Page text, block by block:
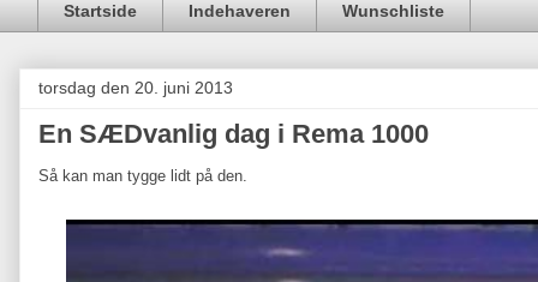
Startside Indehaveren Wunschliste
torsdag den 20. juni 2013
En SÆDvanlig dag i Rema 1000
Så kan man tygge lidt på den.